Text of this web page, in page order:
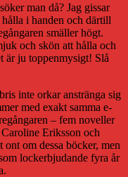
man då? Jag gissar
i handen och därtill
smäller högt.
och skön att hålla och
är ju toppenmysigt! Slå
inte orkar anstränga sig
med exakt samma e-
– fem noveller
Eriksson och
ont om dessa böcker, men
lockerbjudande fyra år